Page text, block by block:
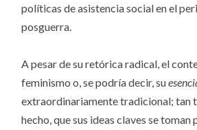
políticas de asistencia social en el
posguerra.
A pesar de su retórica radical, el
feminismo o, se podría decir, su
extraordinariamente tradicional; tan
hecho, que sus ideas claves se toman